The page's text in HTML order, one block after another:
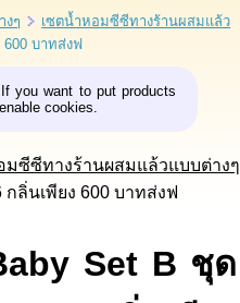
งๆ
เซตน้ำหอมซีซีทางร้านผสมแล้ว
บาทส่งฟ
you want to put products
cookies.
มซีซีทางร้านผสมแล้วแบบต่างๆ
กลิ่นเพียง 600 บาทส่งฟ
Set B ชุด